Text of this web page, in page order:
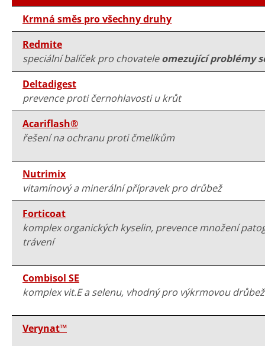
Krmná směs pro všechny druhy
Redmite
speciální balíček pro chovateleomezující problémy
Deltadigest
prevence proti černohlavosti u krůt
Acariflash®
řešení na ochranu proti čmelíkům
Nutrimix
vitamínový a minerální přípravek pro drůbež
Forticoat
komplex organických kyselin, prevence množení
trávení
Combisol SE
komplex vit.E a selenu, vhodný pro výkrmovou drůbež
Verynat™